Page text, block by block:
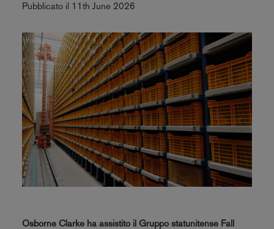
Pubblicato il 11th June 2026
Osborne Clarke ha assistito il Gruppo statunitense Fall